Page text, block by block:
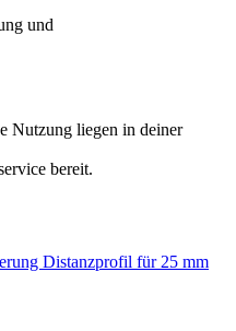
und
Nutzung liegen in deiner
bereit.